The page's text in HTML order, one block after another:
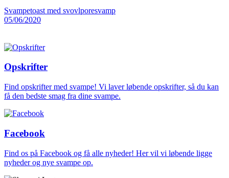
Svampetoast med svovlporesvamp
05/06/2020
Opskrifter
Find opskrifter med svampe! Vi laver løbende opskrifter, så du kan
få den bedste smag fra dine svampe.
Facebook
Find os på Facebook og få alle nyheder! Her vil vi løbende ligge
nyheder og nye svampe op.